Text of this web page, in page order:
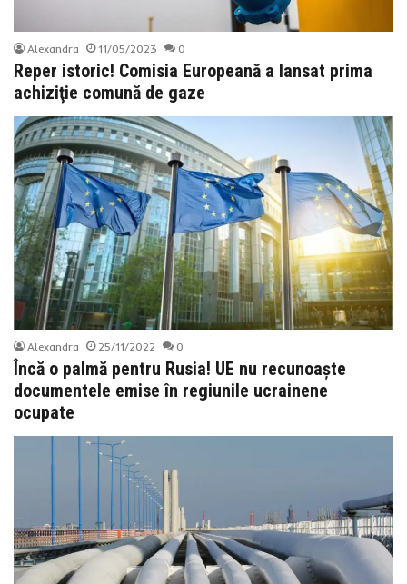
Alexandra 11/05/2023 0
Reper istoric! Comisia Europeană a lansat prima
achiziţie comună de gaze
Alexandra 25/11/2022 0
Încă o palmă pentru Rusia! UE nu recunoaște
documentele emise în regiunile ucrainene
ocupate